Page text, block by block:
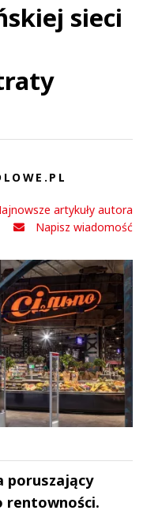
sieci
artykuły autora
Napisz wiadomość
poruszający
rentowności.